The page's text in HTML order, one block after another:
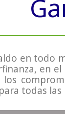
en todo
en
todas